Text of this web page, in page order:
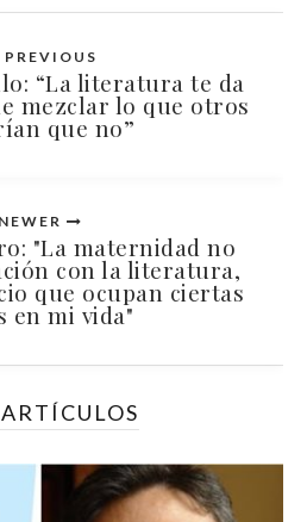
PREVIOUS
“La literatura te da
mezclar lo que otros
que no”
NEWER
"La maternidad no
con la literatura,
que ocupan ciertas
en mi vida"